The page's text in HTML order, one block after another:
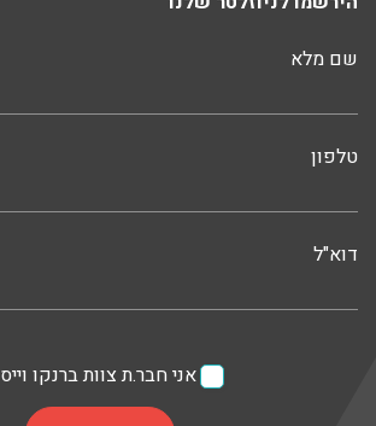
שם מלא
טלפון
דוא"ל
אני חבר.ת צוות ברנקו וייס